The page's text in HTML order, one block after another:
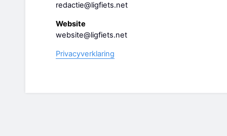
redactie@ligfiets.net
Website
website@ligfiets.net
Privacyverklaring